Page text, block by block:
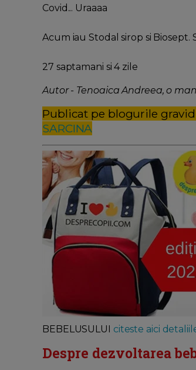
Covid... Uraaaa
Acum iau Stodal sirop si Biosept.
27 saptamani si 4 zile
Autor - Tenoaica Andreea, o
Publicat pe blogurile
SARCINA
BEBELUSULUI citeste aici
Despre dezvoltarea